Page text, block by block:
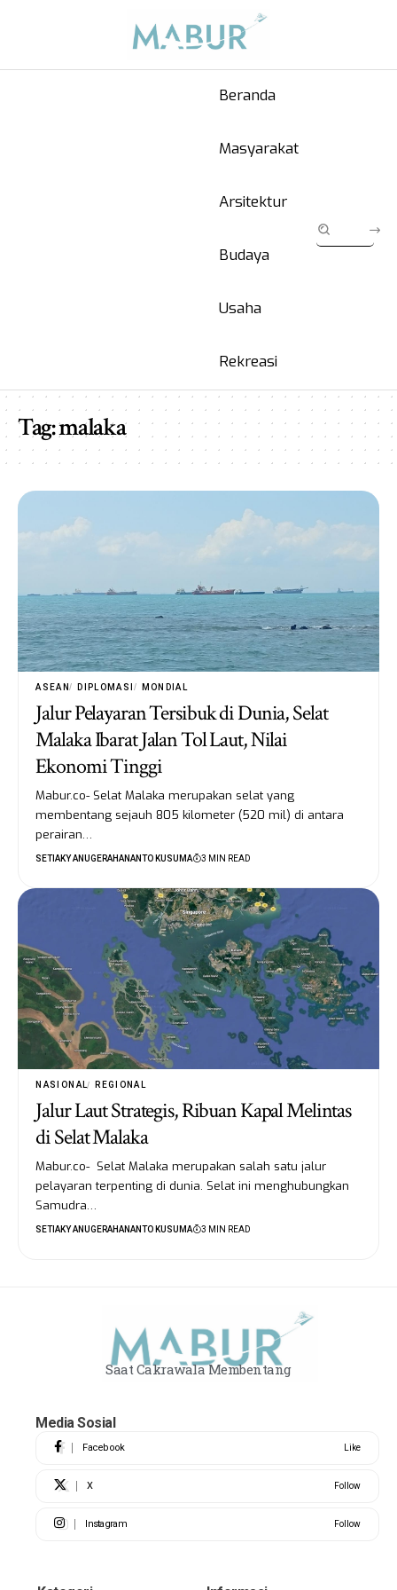
Beranda
Masyarakat
Arsitektur
Budaya
Usaha
Rekreasi
Tag:malaka
ASEAN DIPLOMASI MONDIAL
Jalur Pelayaran Tersibuk di Dunia, Selat
Malaka Ibarat Jalan Tol Laut, Nilai
Ekonomi Tinggi
Mabur.co- Selat Malaka merupakan selat yang
membentang sejauh 805 kilometer (520 mil) di antara
perairan…
SETIAKY ANUGERAHANANTO KUSUMA 3 MIN READ
NASIONAL REGIONAL
Jalur Laut Strategis, Ribuan Kapal Melintas
di Selat Malaka
Mabur.co- Selat Malaka merupakan salah satu jalur
pelayaran terpenting di dunia. Selat ini menghubungkan
Samudra…
SETIAKY ANUGERAHANANTO KUSUMA 3 MIN READ
Saat Cakrawala Membentang
Media Sosial
Facebook Like
X Follow
Instagram Follow